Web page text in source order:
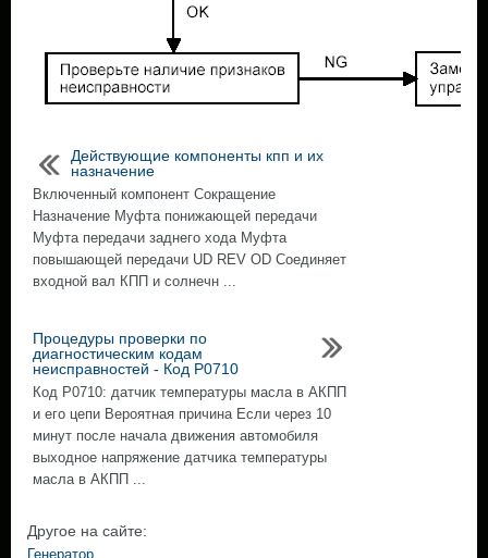
Действующие компоненты кпп и их
назначение
Включенный компонент Сокращение
Назначение Муфта понижающей передачи
Муфта передачи заднего хода Муфта
повышающей передачи UD REV OD Соединяет
входной вал КПП и солнечн ...
Процедуры проверки по
диагностическим кодам
неисправностей - Код Р0710
Код Р0710: датчик температуры масла в АКПП
и его цепи Вероятная причина Если через 10
минут после начала движения автомобиля
выходное напряжение датчика температуры
масла в АКПП ...
Другое на сайте:
Генератор